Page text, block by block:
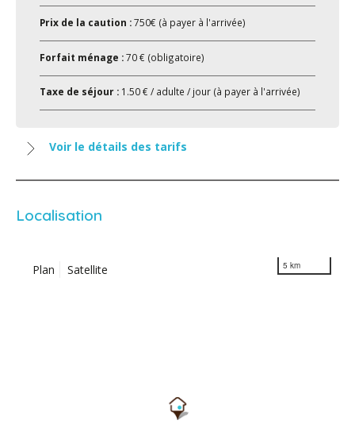
Prix de la caution :750€ (à payer à l'arrivée)
Forfait ménage :70 € (obligatoire)
Taxe de séjour : 1.50 € / adulte / jour (à payer à l'arrivée)
Voir le détails des tarifs
Localisation
Plan Satellite 5 km